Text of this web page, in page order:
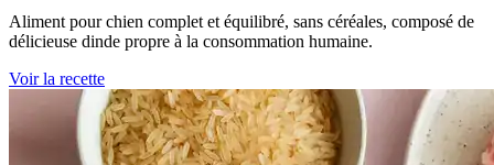
Aliment pour chien complet et équilibré, sans céréales, composé de
délicieuse dinde propre à la consommation humaine.
Voir la recette